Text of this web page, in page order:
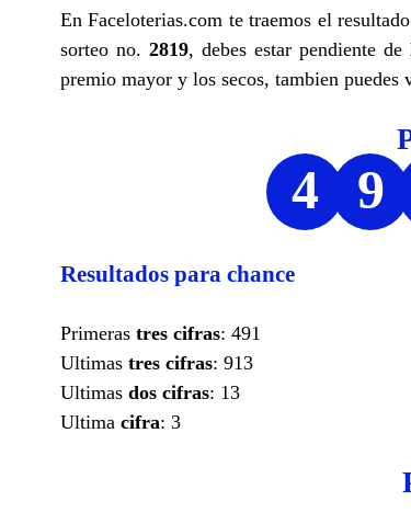
En Faceloterias.com te traemos el
sorteo no. 2819, debes estar pendiente
premio mayor y los secos, tambien
4 9
Resultados para chance
Primeras tres cifras: 491
Ultimas tres cifras: 913
Ultimas dos cifras: 13
Ultima cifra: 3